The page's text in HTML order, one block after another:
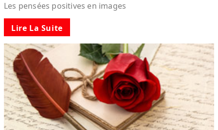
Les pensées positives en images
Lire La Suite